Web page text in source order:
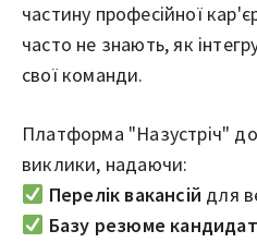
частину професійної
часто не знають, як
свої команди.
Платформа "Назустріч"
виклики, надаючи:
Перелік вакансій для
Базу резюме